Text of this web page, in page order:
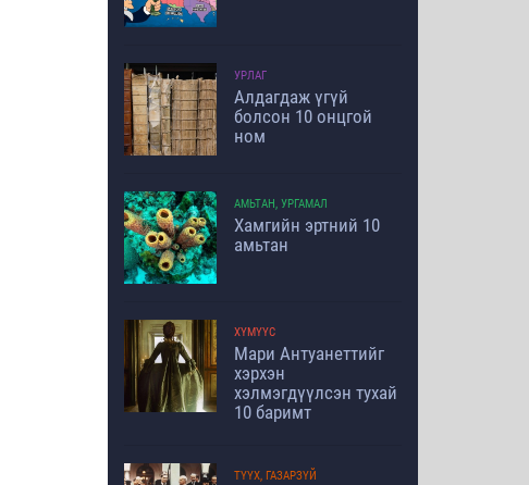
УРЛАГ
Алдагдаж үгүй
болсон 10 онцгой
ном
АМЬТАН, УРГАМАЛ
Хамгийн эртний 10
амьтан
ХҮМҮҮС
Мари Антуанеттийг
хэрхэн
хэлмэгдүүлсэн тухай
10 баримт
ТҮҮХ, ГАЗАРЗҮЙ